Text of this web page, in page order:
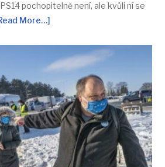
pochopitelně není, ale kvůli ní se
More…]